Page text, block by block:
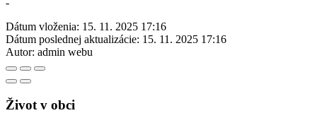
Dátum vloženia: 15. 11. 2025 17:16
Dátum poslednej aktualizácie: 15. 11. 2025 17:16
Autor: admin webu
Život v obci